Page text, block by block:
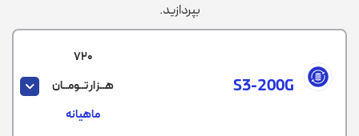
بپردازید.
S3-200G
720
هــزار تــومــان
ماهیانه